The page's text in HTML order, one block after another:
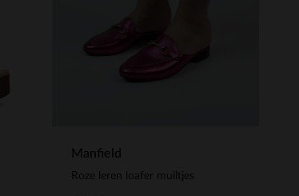
Manfield
Roze leren loafer muiltjes